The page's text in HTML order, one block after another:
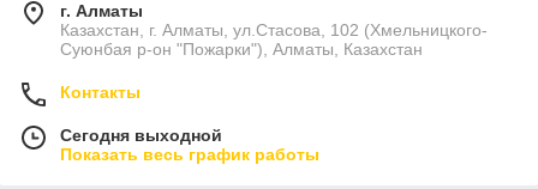
г. Алматы
Казахстан, г. Алматы, ул.Стасова, 102 (Хмельницкого-
Суюнбая р-он "Пожарки"), Алматы, Казахстан
Контакты
Сегодня выходной
Показать весь график работы